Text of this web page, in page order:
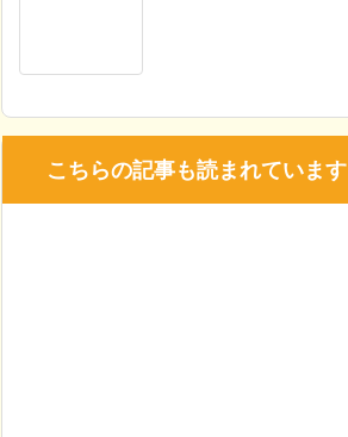
こちらの記事も読まれています